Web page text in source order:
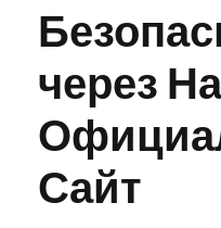
через
Сайт